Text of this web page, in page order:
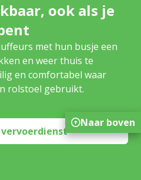
ook als je
met hun busje een
en weer thuis te
en comfortabel waar
rolstoel gebruikt.
vervoerdienst
Naar boven